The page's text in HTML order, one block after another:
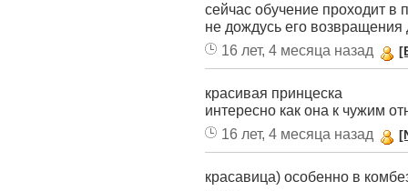
сейчас обучение проходит в
не дождусь его возвращения
16 лет, 4 месяца назад
красивая принцеска
интересно как она к чужим
16 лет, 4 месяца назад
красавица) особенно в